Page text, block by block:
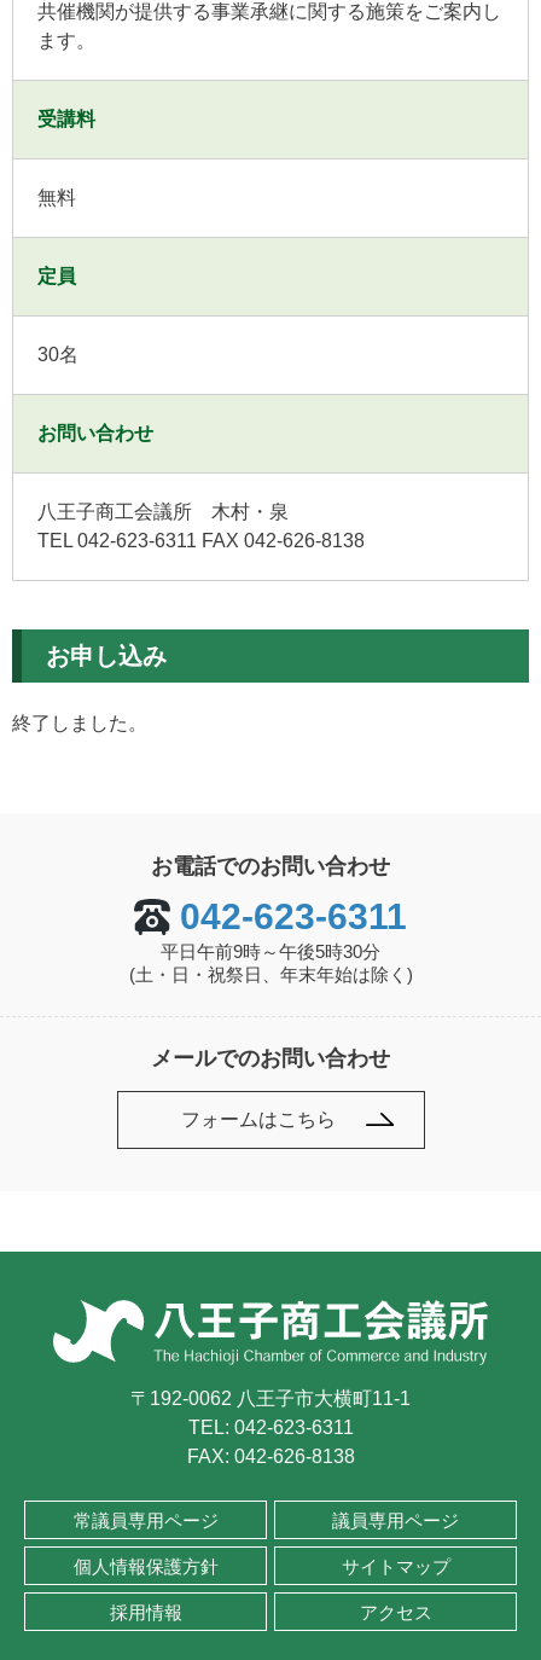
共催機関が提供する事業承継に関する施策をご案内し
ます。
受講料
無料
定員
30名
お問い合わせ
八王子商工会議所 木村・泉
TEL 042-623-6311 FAX 042-626-8138
お申し込み
終了しました。
お電話でのお問い合わせ
042-623-6311
平日午前9時～午後5時30分
(土・日・祝祭日、年末年始は除く)
メールでのお問い合わせ
フォームはこちら
〒192-0062 八王子市大横町11-1
TEL: 042-623-6311
FAX: 042-626-8138
常議員専用ページ 議員専用ページ
個人情報保護方針 サイトマップ
採用情報 アクセス